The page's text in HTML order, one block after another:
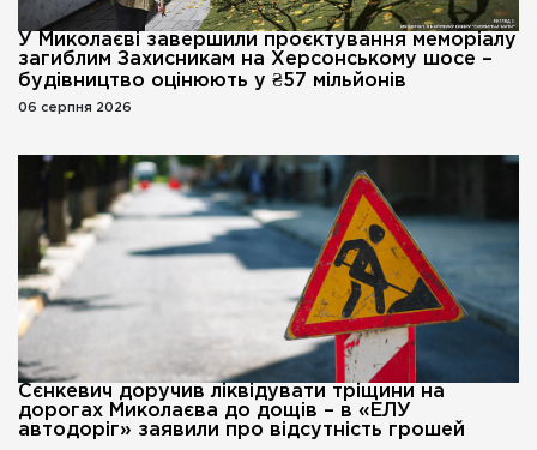
У Миколаєві завершили проєктування меморіалу
загиблим Захисникам на Херсонському шосе –
будівництво оцінюють у ₴57 мільйонів
06 серпня 2026
Сєнкевич доручив ліквідувати тріщини на
дорогах Миколаєва до дощів – в «ЕЛУ
автодоріг» заявили про відсутність грошей